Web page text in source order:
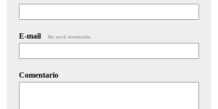
E-mail No será mostrado.
Comentario